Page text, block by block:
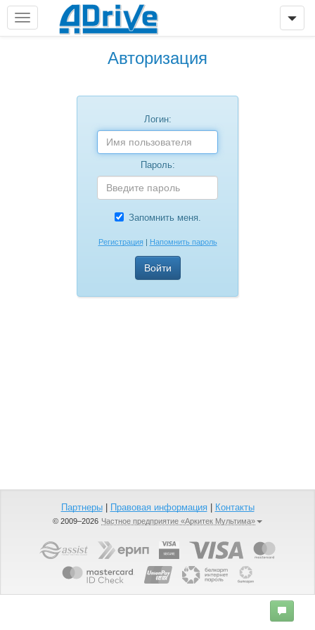
Авторизация
Логин:
Пароль:
Запомнить меня.
Регистрация| Напомнить пароль
Партнеры| Правовая информация| Контакты
© 2009–2026 Частное предприятие «Аркитек Мультима»